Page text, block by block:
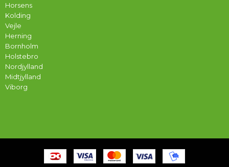
Horsens
Kolding
Vejle
Herning
Bornholm
Holstebro
Nordjylland
Midtjylland
Viborg